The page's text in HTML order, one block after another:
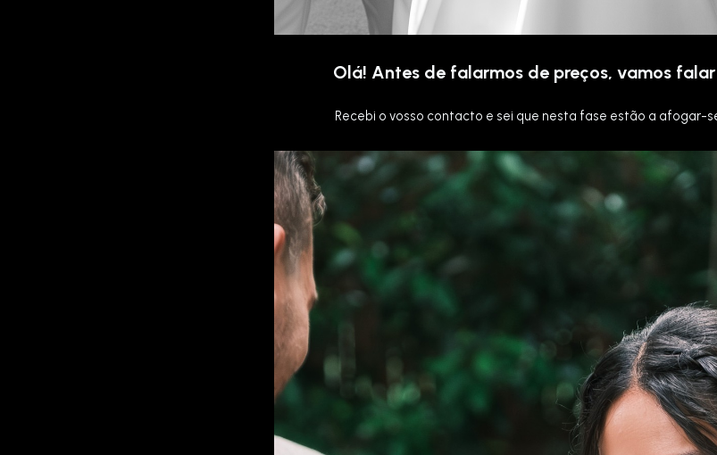
Olá! Antes de falarmos de preços, vamos
Recebi o vosso contacto e sei que nesta fase estão a afogar-